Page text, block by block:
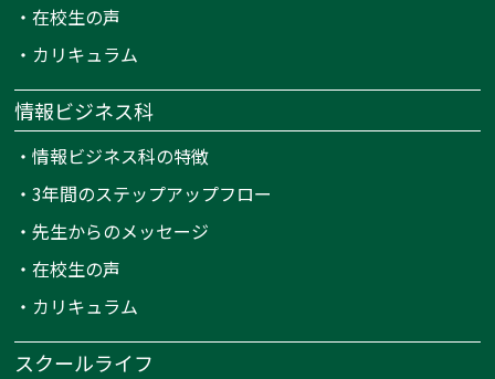
・在校生の声
・ カリキュラム
情報ビジネス科
・情報ビジネス科の特徴
・3年間のステップアップフロー
・先生からのメッセージ
・在校生の声
・ カリキュラム
スクールライフ